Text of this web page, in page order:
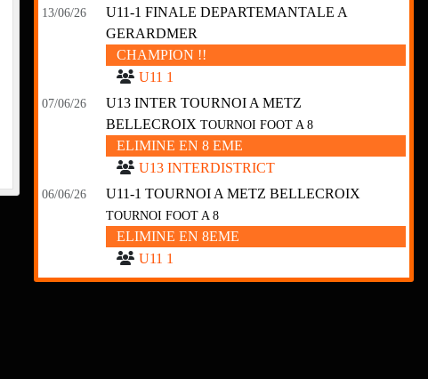
13/06/26
U11-1 FINALE DEPARTEMANTALE A
GERARDMER
CHAMPION !!
U11 1
07/06/26
U13 INTER TOURNOI A METZ
BELLECROIX TOURNOI FOOT A 8
ELIMINE EN 8 EME
U13 INTERDISTRICT
06/06/26 U11-1 TOURNOI A METZ BELLECROIX
TOURNOI FOOT A 8
ELIMINE EN 8EME
U11 1